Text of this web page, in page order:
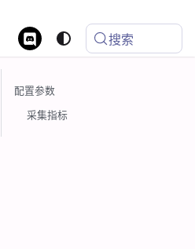
搜索
配置参数
采集指标